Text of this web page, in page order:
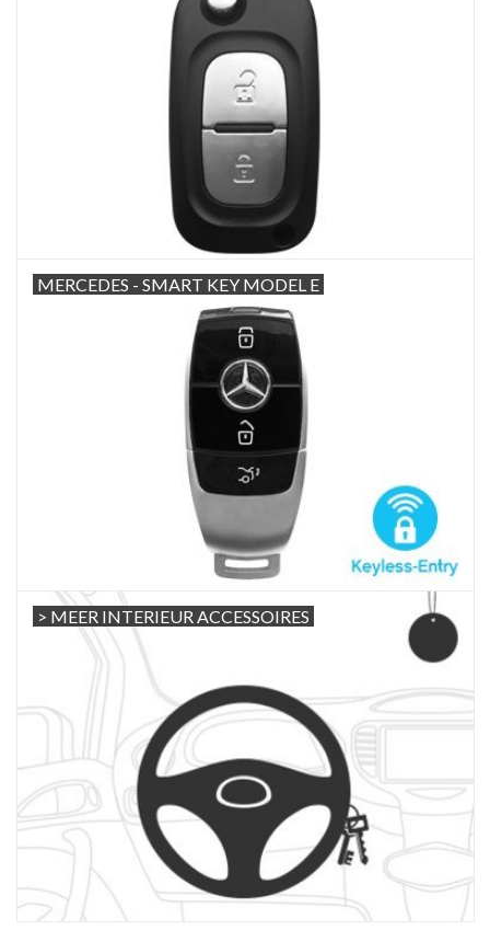
MERCEDES - SMART KEY MODEL E
> MEER INTERIEUR ACCESSOIRES